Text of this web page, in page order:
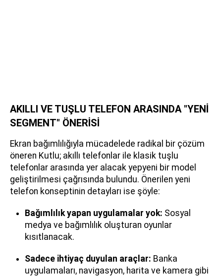
AKILLI VE TUŞLU TELEFON ARASINDA "YENİ
SEGMENT" ÖNERİSİ
Ekran bağımlılığıyla mücadelede radikal bir çözüm
öneren Kutlu; akıllı telefonlar ile klasik tuşlu
telefonlar arasında yer alacak yepyeni bir model
geliştirilmesi çağrısında bulundu. Önerilen yeni
telefon konseptinin detayları ise şöyle:
Bağımlılık yapan uygulamalar yok: Sosyal
medya ve bağımlılık oluşturan oyunlar
kısıtlanacak.
Sadece ihtiyaç duyulan araçlar: Banka
uygulamaları, navigasyon, harita ve kamera gibi